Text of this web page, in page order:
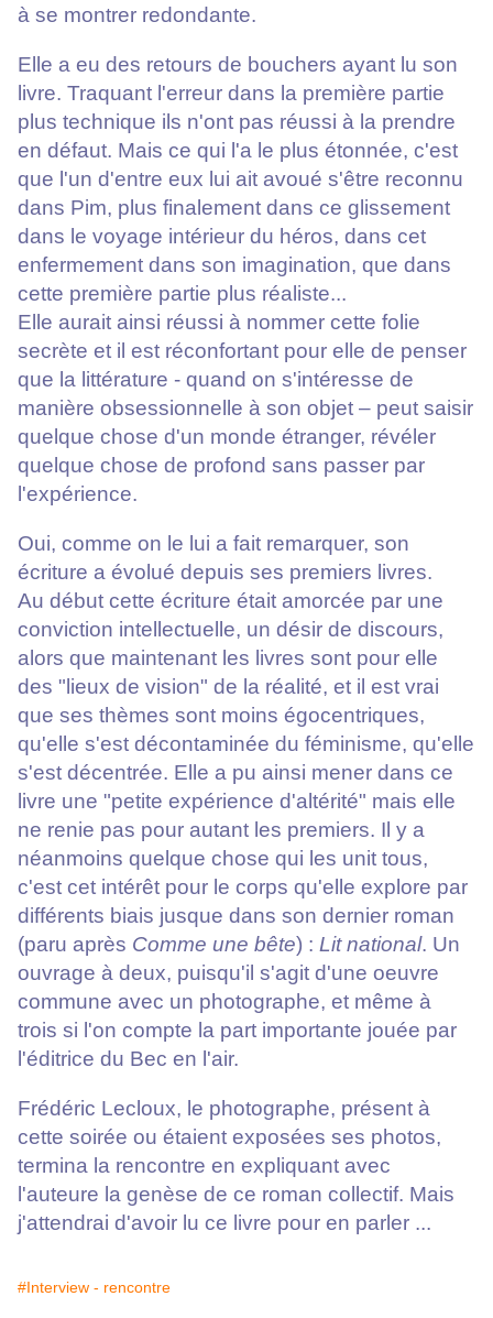
à se montrer redondante.
Elle a eu des retours de bouchers ayant lu son
livre. Traquant l'erreur dans la première partie
plus technique ils n'ont pas réussi à la prendre
en défaut. Mais ce qui l'a le plus étonnée, c'est
que l'un d'entre eux lui ait avoué s'être reconnu
dans Pim, plus finalement dans ce glissement
dans le voyage intérieur du héros, dans cet
enfermement dans son imagination, que dans
cette première partie plus réaliste...
Elle aurait ainsi réussi à nommer cette folie
secrète et il est réconfortant pour elle de penser
que la littérature - quand on s'intéresse de
manière obsessionnelle à son objet – peut saisir
quelque chose d'un monde étranger, révéler
quelque chose de profond sans passer par
l'expérience.
Oui, comme on le lui a fait remarquer, son
écriture a évolué depuis ses premiers livres.
Au début cette écriture était amorcée par une
conviction intellectuelle, un désir de discours,
alors que maintenant les livres sont pour elle
des "lieux de vision" de la réalité, et il est vrai
que ses thèmes sont moins égocentriques,
qu'elle s'est décontaminée du féminisme, qu'elle
s'est décentrée. Elle a pu ainsi mener dans ce
livre une "petite expérience d'altérité" mais elle
ne renie pas pour autant les premiers. Il y a
néanmoins quelque chose qui les unit tous,
c'est cet intérêt pour le corps qu'elle explore par
différents biais jusque dans son dernier roman
(paru après Comme une bête) : Lit national. Un
ouvrage à deux, puisqu'il s'agit d'une oeuvre
commune avec un photographe, et même à
trois si l'on compte la part importante jouée par
l'éditrice du Bec en l'air.
Frédéric Lecloux, le photographe, présent à
cette soirée ou étaient exposées ses photos,
termina la rencontre en expliquant avec
l'auteure la genèse de ce roman collectif. Mais
j'attendrai d'avoir lu ce livre pour en parler ...
#Interview - rencontre